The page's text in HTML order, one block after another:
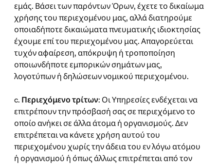
εμάς. Βάσει των παρόντων Όρων, έχετε το δικαίωμα
χρήσης του περιεχομένου μας, αλλά διατηρούμε
οποιαδήποτε δικαιώματα πνευματικής ιδιοκτησίας
έχουμε επί του περιεχομένου μας. Απαγορεύεται
τυχόν αφαίρεση, απόκρυψη ή τροποποίηση
οποιωνδήποτε εμπορικών σημάτων μας,
λογοτύπων ή δηλώσεων νομικού περιεχομένου.
c. Περιεχόμενο τρίτων: Οι Υπηρεσίες ενδέχεται να
επιτρέπουν την πρόσβασή σας σε περιεχόμενο το
οποίο ανήκει σε άλλα άτομα ή οργανισμούς. Δεν
επιτρέπεται να κάνετε χρήση αυτού του
περιεχομένου χωρίς την άδεια του εν λόγω ατόμου
ή οργανισμού ή όπως άλλως επιτρέπεται από τον